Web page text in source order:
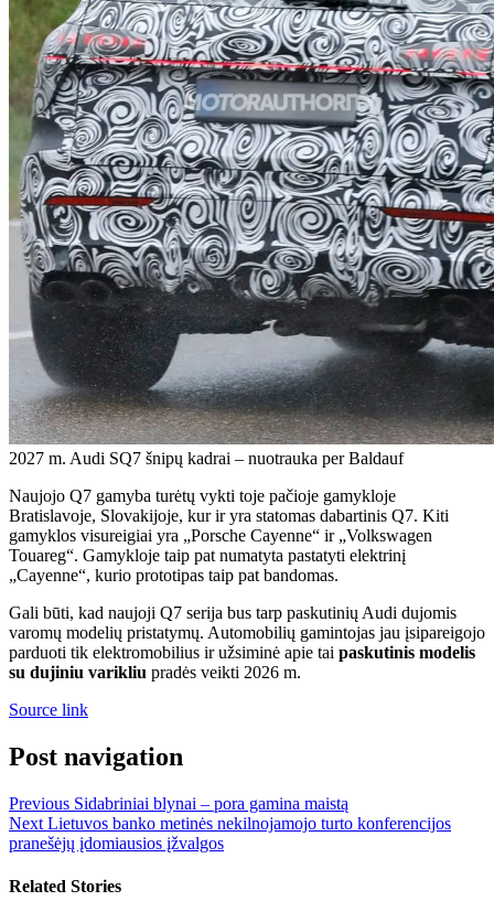
2027 m. Audi SQ7 šnipų kadrai – nuotrauka per Baldauf
Naujojo Q7 gamyba turėtų vykti toje pačioje gamykloje
Bratislavoje, Slovakijoje, kur ir yra statomas dabartinis Q7. Kiti
gamyklos visureigiai yra „Porsche Cayenne“ ir „Volkswagen
Touareg“. Gamykloje taip pat numatyta pastatyti elektrinį
„Cayenne“, kurio prototipas taip pat bandomas.
Gali būti, kad naujoji Q7 serija bus tarp paskutinių Audi dujomis
varomų modelių pristatymų. Automobilių gamintojas jau įsipareigojo
parduoti tik elektromobilius ir užsiminė apie tai paskutinis modelis
su dujiniu varikliu pradės veikti 2026 m.
Source link
Post navigation
Previous Sidabriniai blynai – pora gamina maistą
Next Lietuvos banko metinės nekilnojamojo turto konferencijos
pranešėjų įdomiausios įžvalgos
Related Stories